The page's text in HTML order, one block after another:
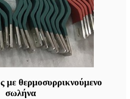
με θερμοσυρρικνούμενο
σωλήνα